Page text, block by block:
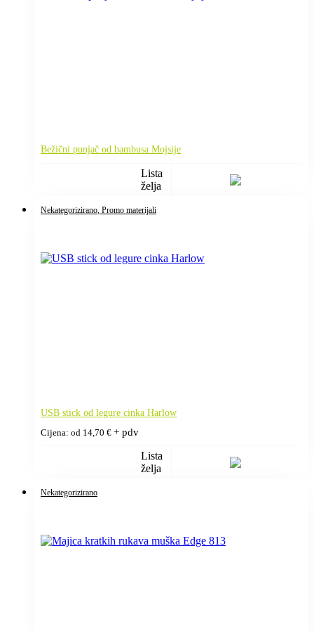
Bežični punjač od bambusa Mojsije
Lista
želja
Nekategorizirano , Promo materijali
USB stick od legure cinka Harlow
Cijena: od 14,70 € + pdv
Lista
želja
Nekategorizirano